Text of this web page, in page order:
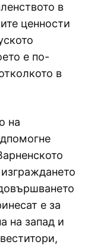
в
ценности
е по-
в
на
е за
на запад и